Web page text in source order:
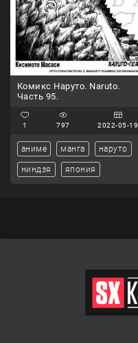
Комикс Наруто. Naruto.
Часть 95.
1 797 2022-05-19
аниме манга наруто
ниндзя япония